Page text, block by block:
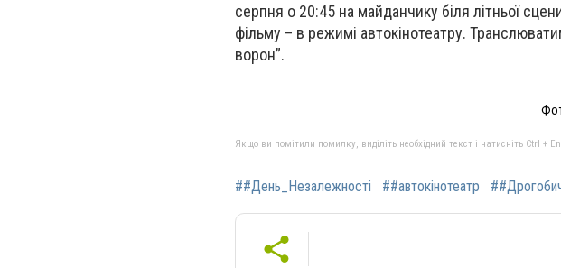
серпня о 20:45 на майданчику біля літньої
фільму – в режимі автокінотеатру.
ворон”.
Якщо ви помітили помилку, виділіть необхідний текст і натисніть Ctrl +
##День_Незалежності ##автокінотеатр